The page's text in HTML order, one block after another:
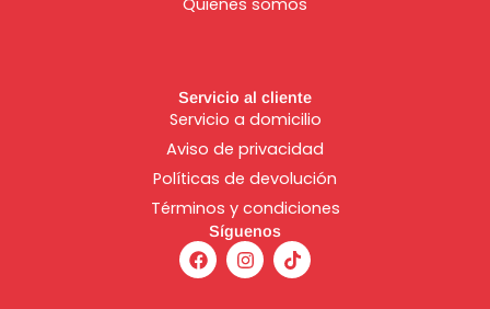
Servicio al cliente
Servicio a domicilio
Aviso de privacidad
Políticas de devolución
Términos y condiciones
Síguenos
F
a
c
I
n
s
T
i
k